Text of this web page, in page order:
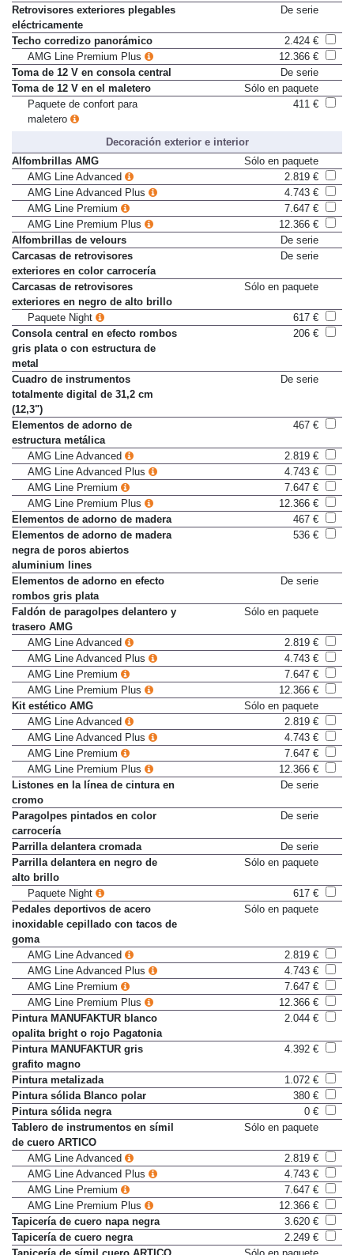
ajuste eléctrico
Retrovisores exteriores plegables
eléctricamente
Techo corredizo panorámico
2.424 €
AMG Line Premium Plus
12.366 €
Toma de 12 V en consola central
De serie
Toma de 12 V en el maletero
Sólo en paquete
Paquete de confort para
Decoración exterior e interior
Alfombrillas AMG
Sólo en paquete
AMG Line Advanced
2.819 €
AMG Line Advanced Plus
4.743 €
AMG Line Premium
7.647 €
AMG Line Premium Plus
12.366 €
Alfombrillas de velours
De serie
Carcasas de retrovisores
exteriores en color carrocería
Carcasas de retrovisores
exteriores en negro de alto brillo
Paquete Night
617 €
Consola central en efecto rombos
gris plata o con estructura de
metal
Cuadro de instrumentos
totalmente digital de 31,2 cm
(12,3")
Elementos de adorno de
estructura metálica
AMG Line Advanced
2.819 €
AMG Line Advanced Plus
4.743 €
AMG Line Premium
7.647 €
AMG Line Premium Plus
12.366 €
Elementos de adorno de madera
467 €
Elementos de adorno de madera
negra de poros abiertos
aluminium lines
Elementos de adorno en efecto
rombos gris plata
Faldón de paragolpes delantero y
trasero AMG
AMG Line Advanced
2.819 €
AMG Line Advanced Plus
4.743 €
AMG Line Premium
7.647 €
AMG Line Premium Plus
12.366 €
Kit estético AMG
Sólo en paquete
AMG Line Advanced
2.819 €
AMG Line Advanced Plus
4.743 €
AMG Line Premium
7.647 €
AMG Line Premium Plus
12.366 €
Listones en la línea de cintura en
cromo
Paragolpes pintados en color
carrocería
Parrilla delantera cromada
De serie
Parrilla delantera en negro de
alto brillo
Paquete Night
617 €
Pedales deportivos de acero
inoxidable cepillado con tacos de
goma
AMG Line Advanced
2.819 €
AMG Line Advanced Plus
4.743 €
AMG Line Premium
7.647 €
AMG Line Premium Plus
12.366 €
Pintura MANUFAKTUR blanco
opalita bright o rojo Pagatonia
Pintura MANUFAKTUR gris
grafito magno
Pintura metalizada
1.072 €
Pintura sólida Blanco polar
380 €
Pintura sólida negra
0 €
Tablero de instrumentos en símil
de cuero ARTICO
AMG Line Advanced
2.819 €
AMG Line Advanced Plus
4.743 €
AMG Line Premium
7.647 €
AMG Line Premium Plus
12.366 €
Tapicería de cuero napa negra
3.620 €
Tapicería de cuero negra
2.249 €